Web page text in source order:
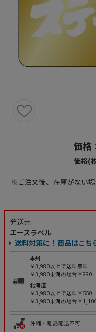
価格
価格(
※ご注文後、在庫がない
発送元
エースラベル
送料対策に！商品はこち
本州
￥3,980以上で送料無料
￥3,980未満の場合￥880
北海道
￥3,980以上で送料￥550
￥3,980未満の場合￥
沖縄・離島配送不可